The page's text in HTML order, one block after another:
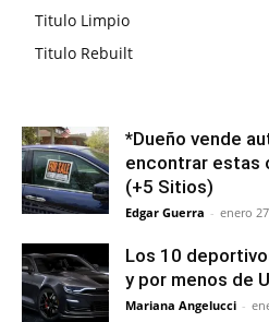
Titulo Limpio
Titulo Rebuilt
*Dueño vende
encontrar estas
(+5 Sitios)
Edgar Guerra - enero
Los 10
y por menos de
Mariana Angelucci -